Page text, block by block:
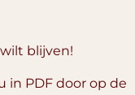
blijven!
in PDF door op de